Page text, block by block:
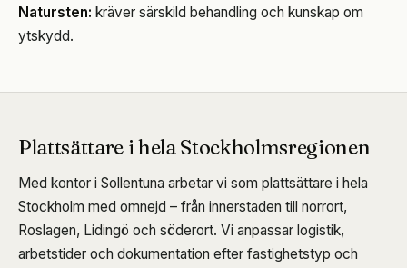
Natursten: kräver särskild behandling och kunskap om
ytskydd.
Plattsättare i hela Stockholmsregionen
Med kontor i Sollentuna arbetar vi som plattsättare i hela
Stockholm med omnejd – från innerstaden till norrort,
Roslagen, Lidingö och söderort. Vi anpassar logistik,
arbetstider och dokumentation efter fastighetstyp och